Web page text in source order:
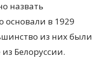
назвать
основали в 1929
из них были
Белоруссии.